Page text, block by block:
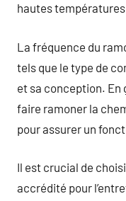
hautes
La fréquence du
tels que le type de
et sa conception. En
faire ramoner la
pour assurer un
Il est crucial de
accrédité pour